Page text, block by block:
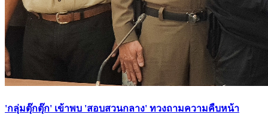
'กลุ่มตุ๊กตุ๊ก' เข้าพบ 'สอบสวนกลาง' ทวงถามความคืบหน้า